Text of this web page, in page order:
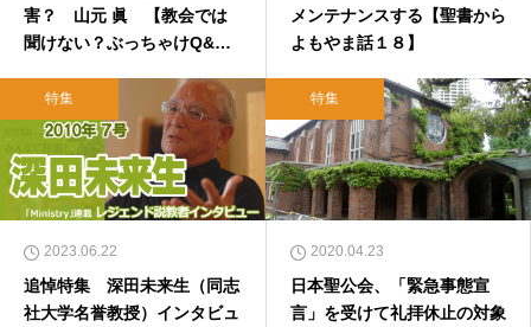
害？ 山元 眞 【教会では
聞けない？ぶっちゃけQ&
メンテナンスする【聖書から
よもやま話１８】
特集
2023.06.22
追悼特集 深田未来生（同志
社大学名誉教授）インタビュ
特集
2020.04.23
日本聖公会、「緊急事態宣
言」を受けて礼拝休止の対象